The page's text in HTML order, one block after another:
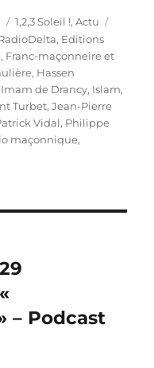
Catégories
1,2,3 Soleil !,Actu
, Editions
, Franc-maçonneire et
, Hassen
Imam de Drancy, Islam,
Turbet,Jean-Pierre
Vidal, Philippe
maçonnique,
– Podcast